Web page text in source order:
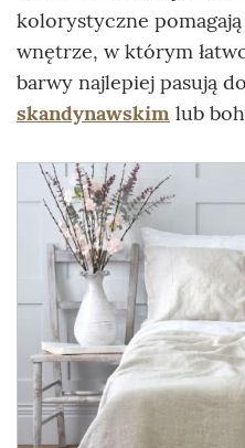
kolorystyczne
wnętrze, w którym
barwy najlepiej pasują do
skandynawskim lub